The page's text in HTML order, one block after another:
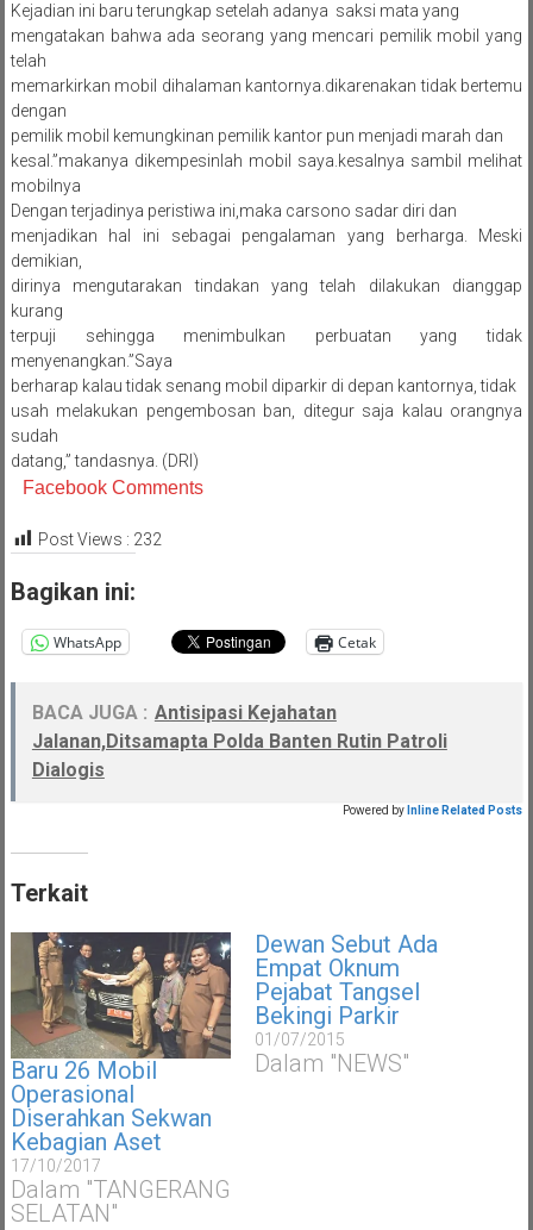
Kejadian ini baru terungkap setelah adanya saksi mata yang
mengatakan bahwa ada seorang yang mencari pemilik mobil yang
telah
memarkirkan mobil dihalaman kantornya.dikarenakan tidak bertemu
dengan
pemilik mobil kemungkinan pemilik kantor pun menjadi marah dan
kesal.”makanya dikempesinlah mobil saya.kesalnya sambil melihat
mobilnya
Dengan terjadinya peristiwa ini,maka carsono sadar diri dan
menjadikan hal ini sebagai pengalaman yang berharga. Meski
demikian,
dirinya mengutarakan tindakan yang telah dilakukan dianggap
kurang
terpuji sehingga menimbulkan perbuatan yang tidak
menyenangkan.”Saya
berharap kalau tidak senang mobil diparkir di depan kantornya, tidak
usah melakukan pengembosan ban, ditegur saja kalau orangnya
sudah
datang,” tandasnya. (DRI)
Facebook Comments
Post Views : 232
Bagikan ini:
WhatsApp Cetak
BACA JUGA : Antisipasi Kejahatan
Jalanan,Ditsamapta Polda Banten Rutin Patroli
Dialogis
Powered by Inline Related Posts
Terkait
Baru 26 Mobil
Operasional
Diserahkan Sekwan
Kebagian Aset
17/10/2017
Dalam "TANGERANG
SELATAN"
Dewan Sebut Ada
Empat Oknum
Pejabat Tangsel
Bekingi Parkir
01/07/2015
Dalam "NEWS"